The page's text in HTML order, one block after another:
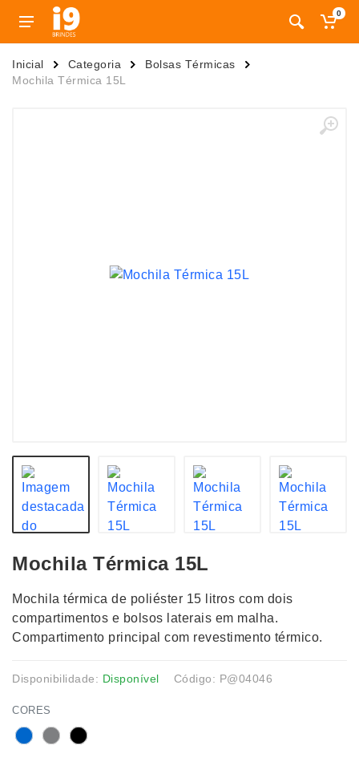
0
Inicial Categoria
Bolsas Térmicas
Mochila Térmica 15L
Mochila Térmica 15L
Mochila térmica de poliéster 15 litros com dois
compartimentos e bolsos laterais em malha.
Compartimento principal com revestimento térmico.
Disponibilidade: Disponível Código: P@04046
CORES